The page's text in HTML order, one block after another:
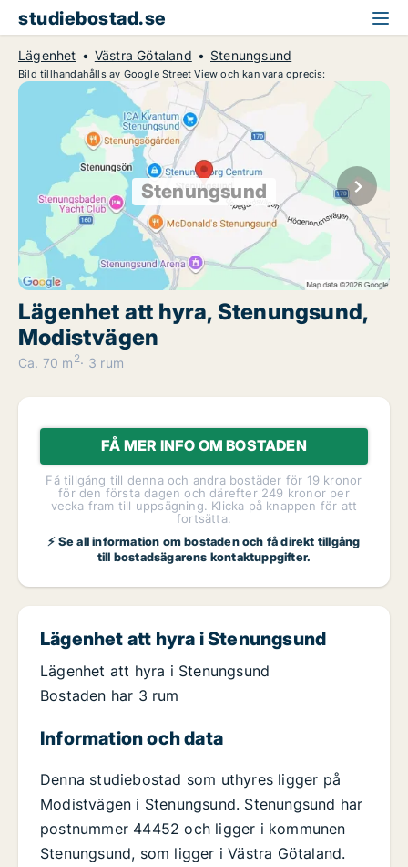
studiebostad.se
Lägenhet Västra Götaland Stenungsund
Bild tillhandahålls av Google Street View och kan vara oprecis:
Stenungsund
Lägenhet att hyra, Stenungsund,
Modistvägen
Ca. 70 m 2 3 rum
FÅ MER INFO OM BOSTADEN
Få tillgång till denna och andra bostäder för 19 kronor
för den första dagen och därefter 249 kronor per
vecka fram till uppsägning. Klicka på knappen för att
fortsätta.
⚡ Se all information om bostaden och få direkt tillgång
till bostadsägarens kontaktuppgifter.
Lägenhet att hyra i Stenungsund
Lägenhet att hyra i Stenungsund
Bostaden har 3 rum
Information och data
Denna studiebostad som uthyres ligger på
Modistvägen i Stenungsund. Stenungsund har
postnummer 44452 och ligger i kommunen
Stenungsund, som ligger i Västra Götaland.